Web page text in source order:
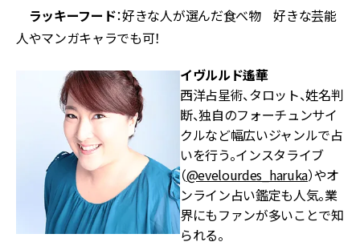
ラッキーフード：好きな人が選んだ食べ物 好きな芸能
人やマンガキャラでも可！
イヴルルド遙華
西洋占星術、タロット、姓名判
断、独自のフォーチュンサイ
クルなど幅広いジャンルで占
いを行う。インスタライブ
（@evelourdes_haruka）やオ
ンライン占い鑑定も人気。業
界にもファンが多いことで知
られる。